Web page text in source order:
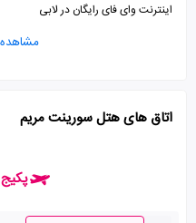
اینترنت وای فای رایگان در لابی
اتاق های هتل سورینت مریم